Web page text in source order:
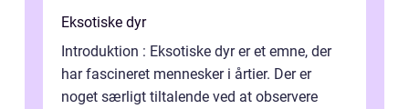
Eksotiske dyr
Introduktion : Eksotiske dyr er et emne, der
har fascineret mennesker i årtier. Der er
noget særligt tiltalende ved at observere